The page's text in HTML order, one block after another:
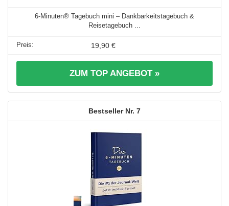
6-Minuten® Tagebuch mini – Dankbarkeitstagebuch &
Reisetagebuch ...
19,90 €
ZUM TOP ANGEBOT »
7